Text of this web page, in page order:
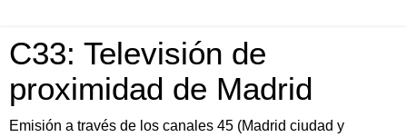
C33: Televisión de
proximidad de Madrid
Emisión a través de los canales 45 (Madrid ciudad y